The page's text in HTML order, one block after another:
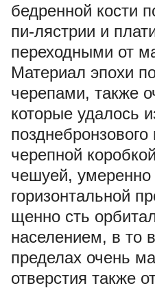
бедренной кости
пи-лястрии и
переходными от
Материал эпохи
черепами, также
которые удалось
черепной
чешуей,
горизонтальной
щенно сть
населением, в то
пределах очень
отверстия также